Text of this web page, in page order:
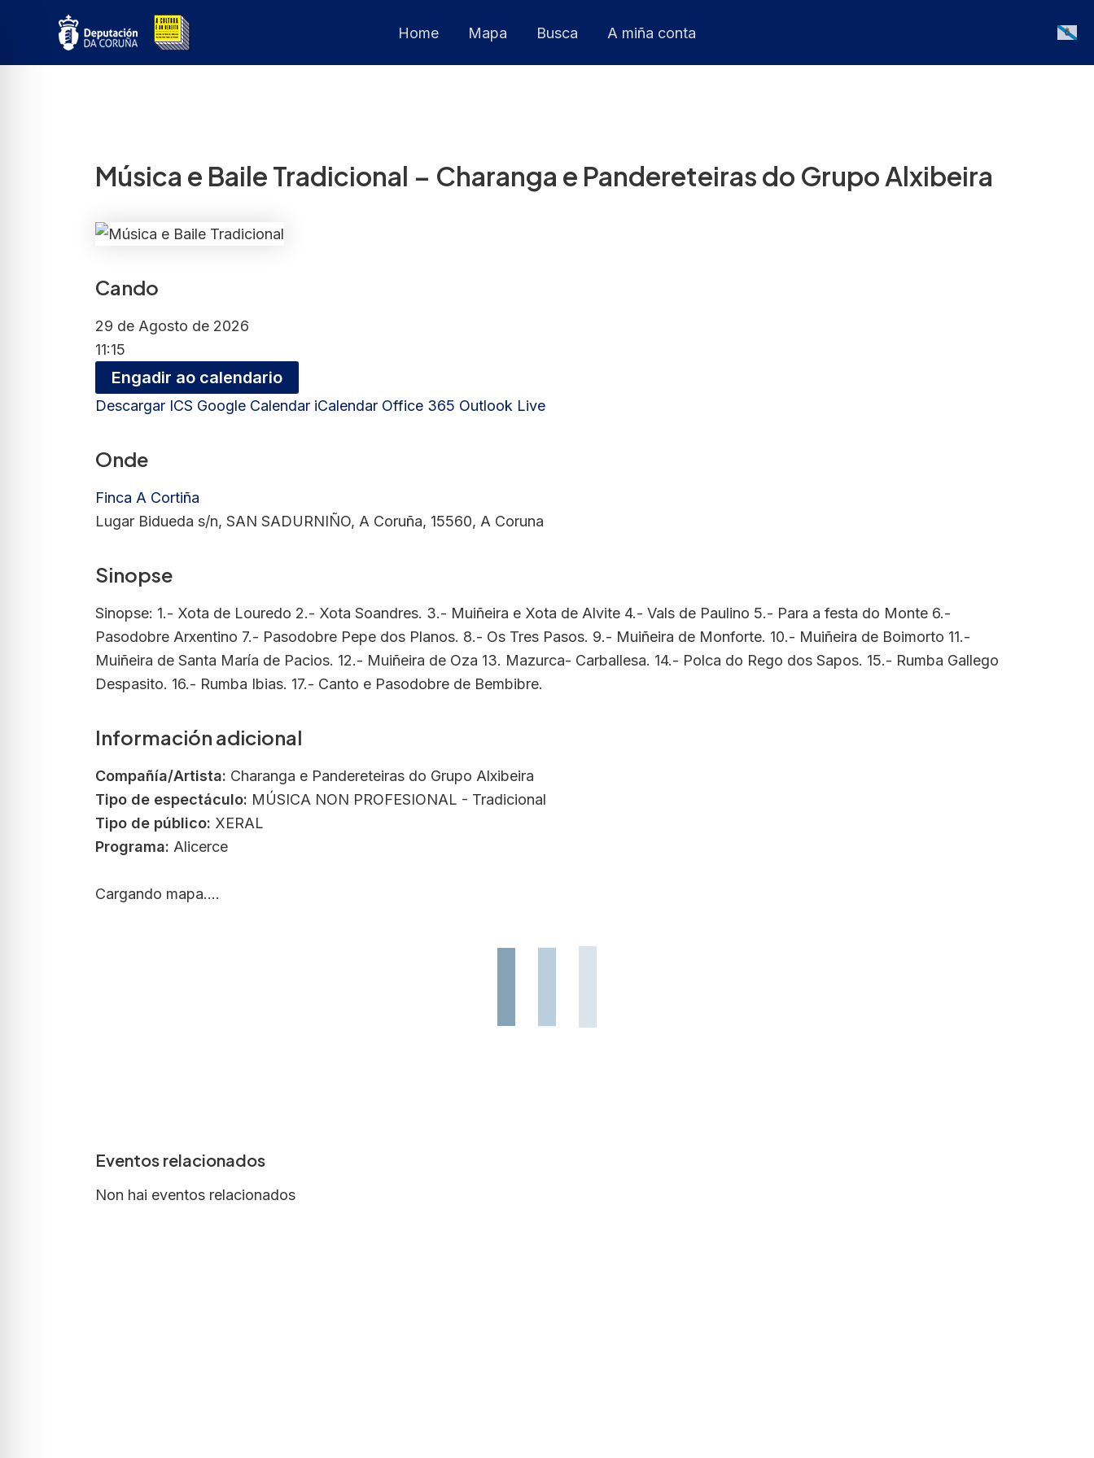
Home Mapa Busca A miña conta
Galician
Música e Baile Tradicional – Charanga e Pandereteiras do Grupo Alxibeira
Cando
29 de Agosto de 2026
11:15
Engadir ao calendario
Descargar ICS Google Calendar iCalendar Office 365 Outlook Live
Onde
Finca A Cortiña
Lugar Bidueda s/n, SAN SADURNIÑO, A Coruña, 15560, A Coruna
Sinopse
Sinopse: 1.- Xota de Louredo 2.- Xota Soandres. 3.- Muiñeira e Xota de Alvite 4.- Vals de Paulino 5.- Para a festa do Monte 6.-
Pasodobre Arxentino 7.- Pasodobre Pepe dos Planos. 8.- Os Tres Pasos. 9.- Muiñeira de Monforte. 10.- Muiñeira de Boimorto 11.-
Muiñeira de Santa María de Pacios. 12.- Muiñeira de Oza 13. Mazurca- Carballesa. 14.- Polca do Rego dos Sapos. 15.- Rumba Gallego
Despasito. 16.- Rumba Ibias. 17.- Canto e Pasodobre de Bembibre.
Información adicional
Compañía/Artista: Charanga e Pandereteiras do Grupo Alxibeira
Tipo de espectáculo: MÚSICA NON PROFESIONAL - Tradicional
Tipo de público: XERAL
Programa: Alicerce
Cargando mapa....
Eventos relacionados
Non hai eventos relacionados